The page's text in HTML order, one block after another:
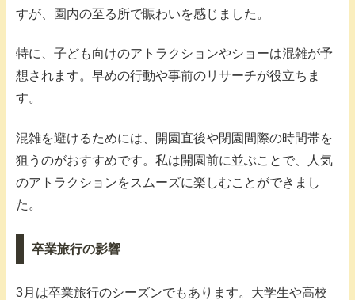
すが、園内の至る所で賑わいを感じました。
特に、子ども向けのアトラクションやショーは混雑が予
想されます。早めの行動や事前のリサーチが役立ちま
す。
混雑を避けるためには、開園直後や閉園間際の時間帯を
狙うのがおすすめです。私は開園前に並ぶことで、人気
のアトラクションをスムーズに楽しむことができまし
た。
卒業旅行の影響
3月は卒業旅行のシーズンでもあります。大学生や高校